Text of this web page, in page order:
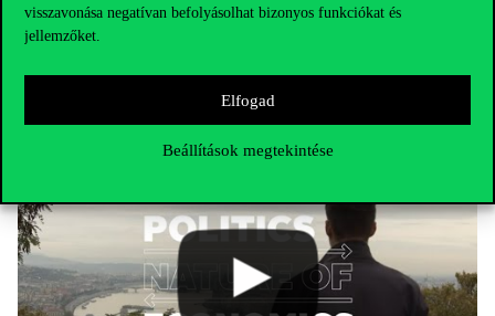
visszavonása negatívan befolyásolhat bizonyos funkciókat és
jellemzőket.
Elfogad
Beállítások megtekintése
Unió kölcsönös egymásra hatását fogja mélyebben megismerni,
aki pedig utóbbit, az a globális kereskedelempolitika, a
gazdaságtanát és fejlődésre gyakorolt hatását ismerheti meg